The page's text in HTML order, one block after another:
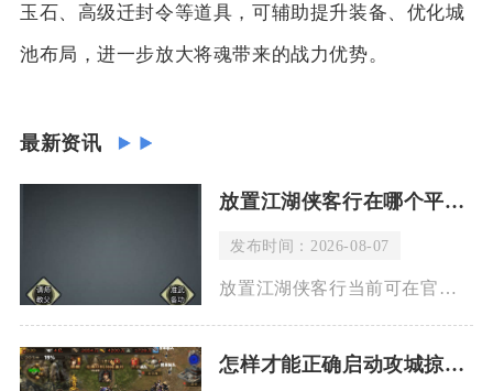
玉石、高级迁封令等道具，可辅助提升装备、优化城
池布局，进一步放大将魂带来的战力优势。
最新资讯
放置江湖侠客行在哪个平台上
发布时间：2026-08-07
放置江湖侠客行当前可在官方网站及九游、TapTap、好游快爆等正规安卓平台下载体
怎样才能正确启动攻城掠地御宝